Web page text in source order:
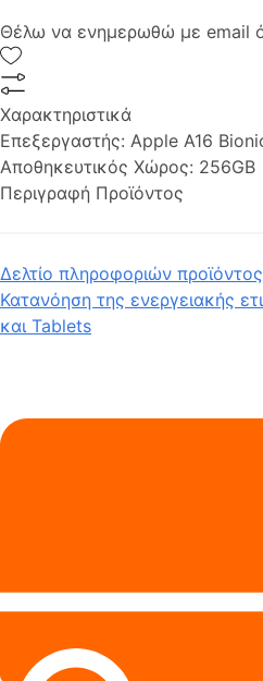
Θέλω να ενημερωθώ με email
Χαρακτηριστικά
Επεξεργαστής: Apple A16
Αποθηκευτικός Χώρος: 256GB
Περιγραφή Προϊόντος
Δελτίο πληροφοριών
Κατανόηση της ενεργειακής
και Tablets